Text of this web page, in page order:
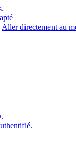
Aller directement au